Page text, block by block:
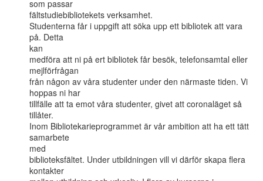
som passar
fältstudiebibliotekets verksamhet.
Studenterna får i uppgift att söka upp ett bibliotek att vara
på. Detta
kan
medföra att ni på ert bibliotek får besök, telefonsamtal eller
mejlförfrågan
från någon av våra studenter under den närmaste tiden. Vi
hoppas ni har
tillfälle att ta emot våra studenter, givet att coronaläget så
tillåter.
Inom Bibliotekarieprogrammet är vår ambition att ha ett tätt
samarbete
med
biblioteksfältet. Under utbildningen vill vi därför skapa flera
kontakter